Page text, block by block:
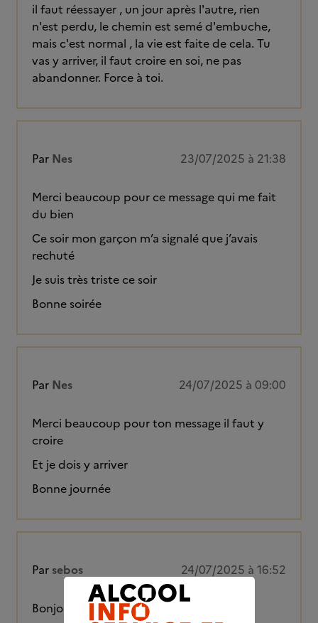
il faut réessayer , un jour après l'autre, rien
n'est perdu, le chemin est semé d'embuche,
mais c'est normal , la vie est faite de cela. Tu
vas y arriver, il faut croire en soi, ne pas
abandonner. Force à toi.
Par Nes 23/07/2025 à 21:38
Merci beaucoup pour ce message qui me fait
du bien
Ce soir mon garçon m’a signalé que j’avais
rechuté
Je suis très triste ce soir
Bonne soirée
Par Nes 24/07/2025 à 09:00
Merci beaucoup pour ton message il faut y
croire
Et je dois y arriver
Bonne journée
Par sebos 24/07/2025 à 16:52
Bonjour Nes